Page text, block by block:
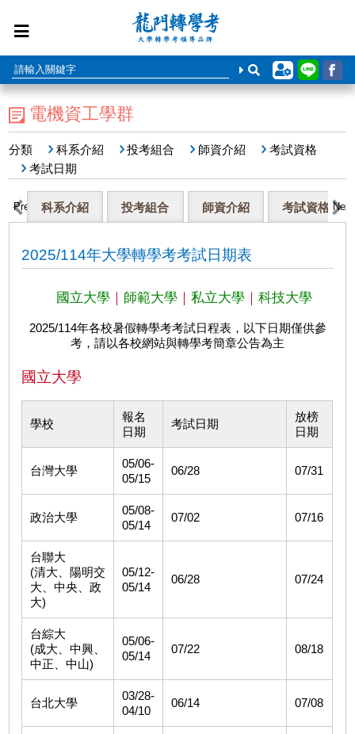
電機資工學群
分類 科系介紹 投考組合 師資介紹
考試資格
考試日期
Previous科系介紹 投考組合 師資介紹 考試資格 Next
2025/114年大學轉學考考試日期表
國立大學 ｜ 師範大學 ｜ 私立大學 ｜ 科技大學
2025/114年各校暑假轉學考考試日程表，以下日期僅供參
考，請以各校網站與轉學考簡章公告為主
國立大學
學校
報名
日期
考試日期
放榜
日期
台灣大學
05/06-
05/15
06/28 07/31
政治大學
05/08-
05/14
07/02 07/16
台聯大
(清大、陽明交
大、中央、政
大)
05/12-
05/14
06/28 07/24
台綜大
(成大、中興、
中正、中山)
05/06-
05/14
07/22 08/18
台北大學
03/28-
04/10
06/14 07/08